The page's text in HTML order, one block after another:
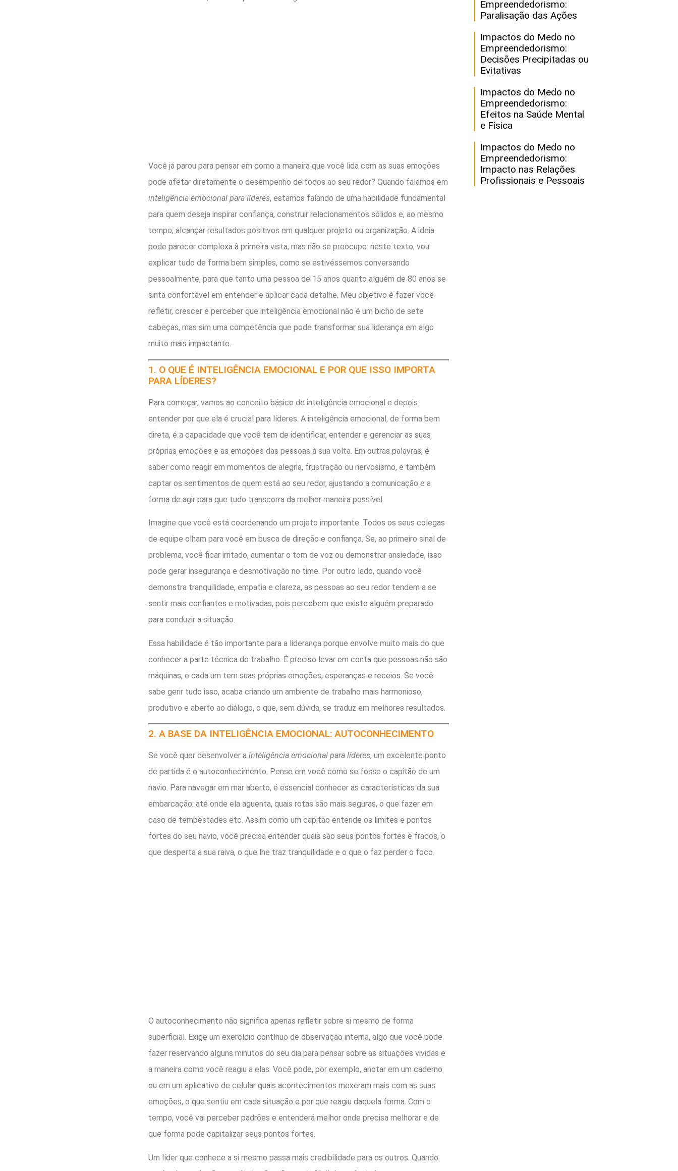
Você já parou para pensar em como a maneira que você lida com as suas emoções
pode afetar diretamente o desempenho de todos ao seu redor? Quando falamos em
inteligência emocional para líderes, estamos falando de uma habilidade fundamental
para quem deseja inspirar confiança, construir relacionamentos sólidos e, ao mesmo
tempo, alcançar resultados positivos em qualquer projeto ou organização. A ideia
pode parecer complexa à primeira vista, mas não se preocupe: neste texto, vou
explicar tudo de forma bem simples, como se estivéssemos conversando
pessoalmente, para que tanto uma pessoa de 15 anos quanto alguém de 80 anos se
sinta confortável em entender e aplicar cada detalhe. Meu objetivo é fazer você
refletir, crescer e perceber que inteligência emocional não é um bicho de sete
cabeças, mas sim uma competência que pode transformar sua liderança em algo
muito mais impactante.
1. O QUE É INTELIGÊNCIA EMOCIONAL E POR QUE ISSO IMPORTA
PARA LÍDERES?
Para começar, vamos ao conceito básico de inteligência emocional e depois
entender por que ela é crucial para líderes. A inteligência emocional, de forma bem
direta, é a capacidade que você tem de identificar, entender e gerenciar as suas
próprias emoções e as emoções das pessoas à sua volta. Em outras palavras, é
saber como reagir em momentos de alegria, frustração ou nervosismo, e também
captar os sentimentos de quem está ao seu redor, ajustando a comunicação e a
forma de agir para que tudo transcorra da melhor maneira possível.
Imagine que você está coordenando um projeto importante. Todos os seus colegas
de equipe olham para você em busca de direção e confiança. Se, ao primeiro sinal de
problema, você ficar irritado, aumentar o tom de voz ou demonstrar ansiedade, isso
pode gerar insegurança e desmotivação no time. Por outro lado, quando você
demonstra tranquilidade, empatia e clareza, as pessoas ao seu redor tendem a se
sentir mais confiantes e motivadas, pois percebem que existe alguém preparado
para conduzir a situação.
Essa habilidade é tão importante para a liderança porque envolve muito mais do que
conhecer a parte técnica do trabalho. É preciso levar em conta que pessoas não são
máquinas, e cada um tem suas próprias emoções, esperanças e receios. Se você
sabe gerir tudo isso, acaba criando um ambiente de trabalho mais harmonioso,
produtivo e aberto ao diálogo, o que, sem dúvida, se traduz em melhores resultados.
2. A BASE DA INTELIGÊNCIA EMOCIONAL: AUTOCONHECIMENTO
Se você quer desenvolver a inteligência emocional para líderes, um excelente ponto
de partida é o autoconhecimento. Pense em você como se fosse o capitão de um
navio. Para navegar em mar aberto, é essencial conhecer as características da sua
embarcação: até onde ela aguenta, quais rotas são mais seguras, o que fazer em
caso de tempestades etc. Assim como um capitão entende os limites e pontos
fortes do seu navio, você precisa entender quais são seus pontos fortes e fracos, o
que desperta a sua raiva, o que lhe traz tranquilidade e o que o faz perder o foco.
O autoconhecimento não significa apenas refletir sobre si mesmo de forma
superficial. Exige um exercício contínuo de observação interna, algo que você pode
fazer reservando alguns minutos do seu dia para pensar sobre as situações vividas e
a maneira como você reagiu a elas. Você pode, por exemplo, anotar em um caderno
ou em um aplicativo de celular quais acontecimentos mexeram mais com as suas
emoções, o que sentiu em cada situação e por que reagiu daquela forma. Com o
tempo, você vai perceber padrões e entenderá melhor onde precisa melhorar e de
que forma pode capitalizar seus pontos fortes.
Um líder que conhece a si mesmo passa mais credibilidade para os outros. Quando
Empreendedorismo:
Paralisação das Ações
Impactos do Medo no
Empreendedorismo:
Decisões Precipitadas ou
Evitativas
Impactos do Medo no
Empreendedorismo:
Efeitos na Saúde Mental
e Física
Impactos do Medo no
Empreendedorismo:
Impacto nas Relações
Profissionais e Pessoais